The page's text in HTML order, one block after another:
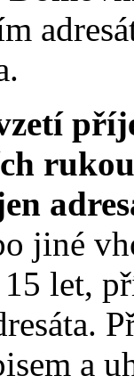
jiné
15 let,
a